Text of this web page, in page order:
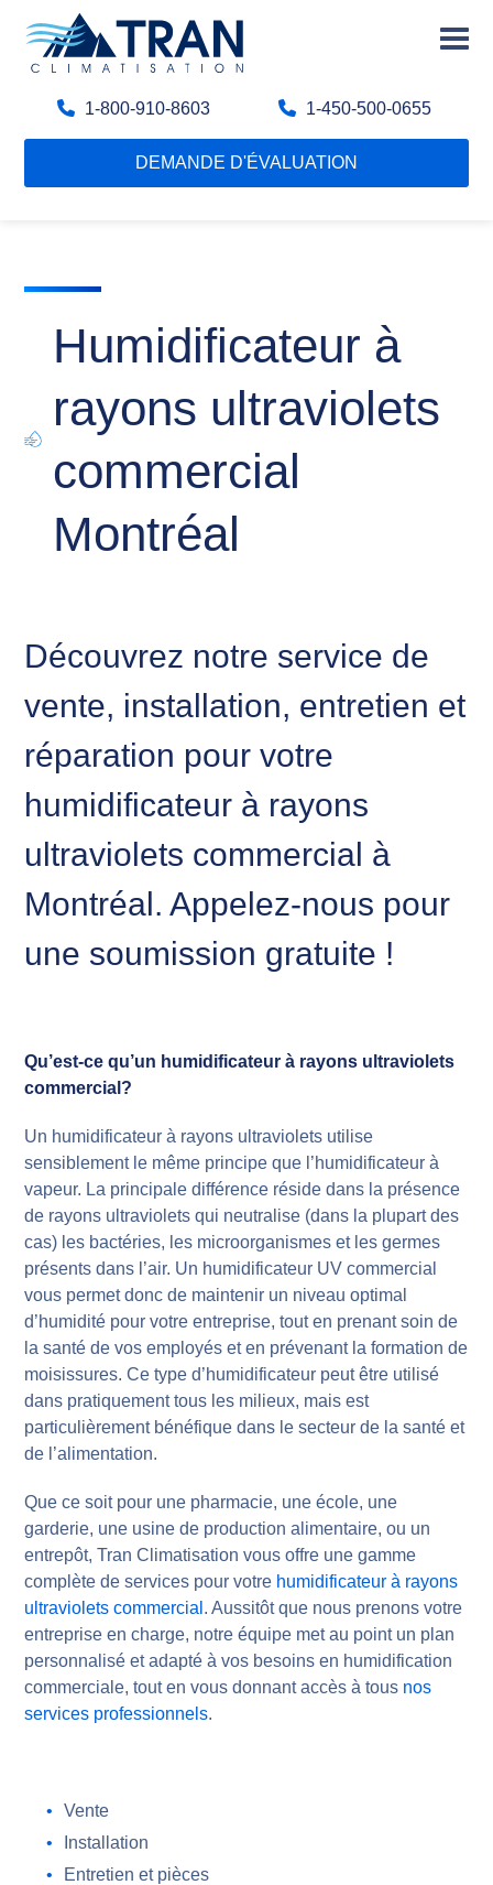
1-800-910-8603 1-450-500-0655
DEMANDE D'ÉVALUATION
Humidificateur à
rayons ultraviolets
commercial
Montréal
Découvrez notre service de
vente, installation, entretien et
réparation pour votre
humidificateur à rayons
ultraviolets commercial à
Montréal. Appelez-nous pour
une soumission gratuite !
Qu’est-ce qu’un humidificateur à rayons ultraviolets
commercial?
Un humidificateur à rayons ultraviolets utilise
sensiblement le même principe que l’humidificateur à
vapeur. La principale différence réside dans la présence
de rayons ultraviolets qui neutralise (dans la plupart des
cas) les bactéries, les microorganismes et les germes
présents dans l’air. Un humidificateur UV commercial
vous permet donc de maintenir un niveau optimal
d’humidité pour votre entreprise, tout en prenant soin de
la santé de vos employés et en prévenant la formation de
moisissures. Ce type d’humidificateur peut être utilisé
dans pratiquement tous les milieux, mais est
particulièrement bénéfique dans le secteur de la santé et
de l’alimentation.
Que ce soit pour une pharmacie, une école, une
garderie, une usine de production alimentaire, ou un
entrepôt, Tran Climatisation vous offre une gamme
complète de services pour votre humidificateur à rayons
ultraviolets commercial . Aussitôt que nous prenons votre
entreprise en charge, notre équipe met au point un plan
personnalisé et adapté à vos besoins en humidification
commerciale, tout en vous donnant accès à tous nos
services professionnels.
Vente
Installation
Entretien et pièces